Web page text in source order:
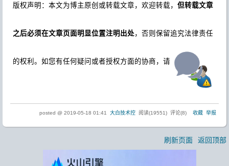
如果您觉得阅读本文对您有帮助，请点击一下右下方的推荐按
钮，您的推荐将是我写作的最大动力！
版权声明：本文为博主原创或转载文章，欢迎转载， 但转载文章
，否则保留追究法律责任
的权利。如您有任何疑问或者授权方面的协商，请 .